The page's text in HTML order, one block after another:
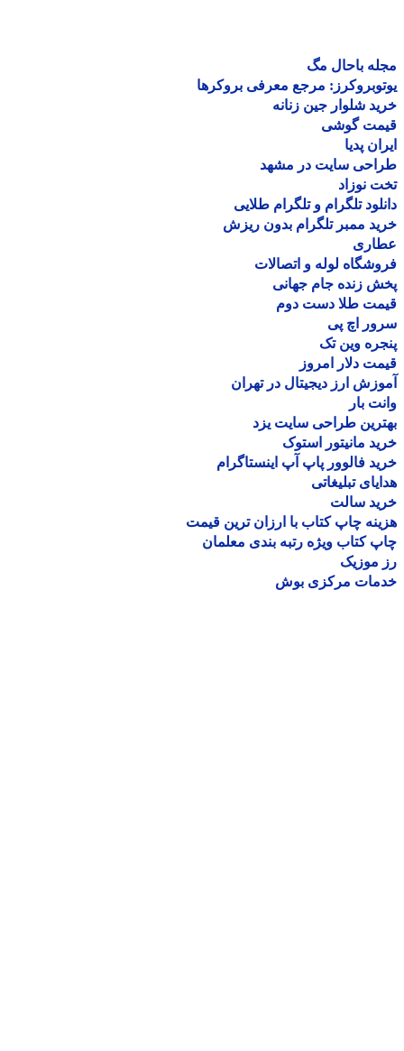
باحال مگ
مرجع معرفی بروکرها
شلوار جین زنانه
گوشی
پدیا
سایت در مشهد
نوزاد
تلگرام و تلگرام طلایی
ممبر تلگرام بدون ریزش
لوله و اتصالات
زنده جام جهانی
طلا دست دوم
اچ پی
وین تک
دلار امروز
ارز دیجیتال در تهران
بار
طراحی سایت یزد
مانیتور استوک
فالوور پاپ آپ اینستاگرام
تبلیغاتی
سالت
چاپ کتاب با ارزان ترین قیمت
کتاب ویژه رتبه بندی معلمان
موزیک
مرکزی بوش